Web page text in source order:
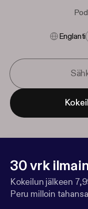
Englanti
30 vrk
Kokeilun jälkeen
Peru milloin